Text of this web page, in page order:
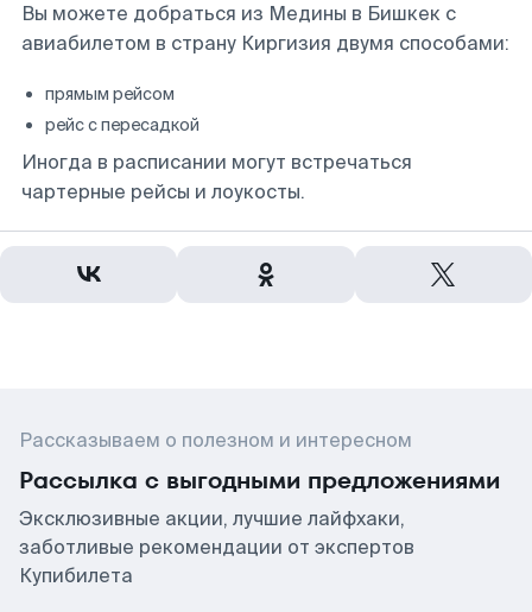
Вы можете добраться из Медины в Бишкек с
авиабилетом в страну Киргизия двумя способами:
прямым рейсом
рейс с пересадкой
Иногда в расписании могут встречаться
чартерные рейсы и лоукосты.
Рассказываем о полезном и интересном
Рассылка с выгодными предложениями
Эксклюзивные акции, лучшие лайфхаки,
заботливые рекомендации от экспертов
Купибилета